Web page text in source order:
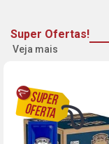
Super Ofertas!
Veja mais